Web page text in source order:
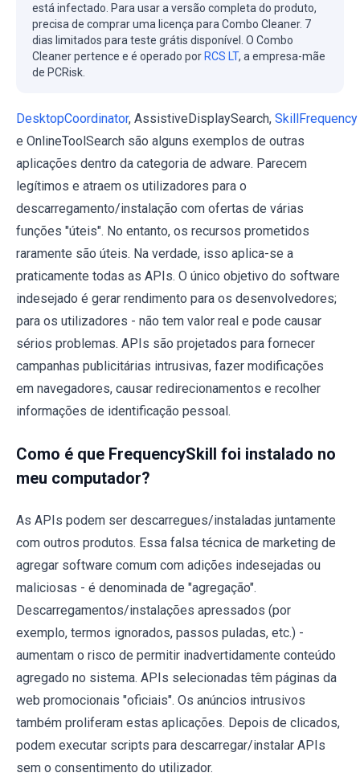
está infectado. Para usar a versão completa do produto,
precisa de comprar uma licença para Combo Cleaner. 7
dias limitados para teste grátis disponível. O Combo
Cleaner pertence e é operado porRCS LT, a empresa-mãe
de PCRisk.
DesktopCoordinator, AssistiveDisplaySearch, SkillFrequency
e OnlineToolSearch são alguns exemplos de outras
aplicações dentro da categoria de adware. Parecem
legítimos e atraem os utilizadores para o
descarregamento/instalação com ofertas de várias
funções "úteis". No entanto, os recursos prometidos
raramente são úteis. Na verdade, isso aplica-se a
praticamente todas as APIs. O único objetivo do software
indesejado é gerar rendimento para os desenvolvedores;
para os utilizadores - não tem valor real e pode causar
sérios problemas. APIs são projetados para fornecer
campanhas publicitárias intrusivas, fazer modificações
em navegadores, causar redirecionamentos e recolher
informações de identificação pessoal.
Como é que FrequencySkill foi instalado no
meu computador?
As APIs podem ser descarregues/instaladas juntamente
com outros produtos. Essa falsa técnica de marketing de
agregar software comum com adições indesejadas ou
maliciosas - é denominada de "agregação".
Descarregamentos/instalações apressados (por
exemplo, termos ignorados, passos puladas, etc.) -
aumentam o risco de permitir inadvertidamente conteúdo
agregado no sistema. APIs selecionadas têm páginas da
web promocionais "oficiais". Os anúncios intrusivos
também proliferam estas aplicações. Depois de clicados,
podem executar scripts para descarregar/instalar APIs
sem o consentimento do utilizador.